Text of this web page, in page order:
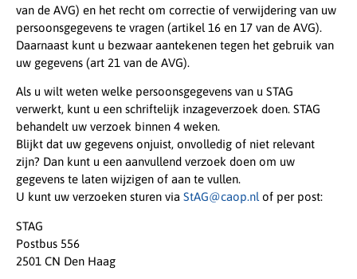
van de AVG) en het recht om correctie of verwijdering van uw
persoonsgegevens te vragen (artikel 16 en 17 van de AVG).
Daarnaast kunt u bezwaar aantekenen tegen het gebruik van
uw gegevens (art 21 van de AVG).
Als u wilt weten welke persoonsgegevens van u STAG
verwerkt, kunt u een schriftelijk inzageverzoek doen. STAG
behandelt uw verzoek binnen 4 weken.
Blijkt dat uw gegevens onjuist, onvolledig of niet relevant
zijn? Dan kunt u een aanvullend verzoek doen om uw
gegevens te laten wijzigen of aan te vullen.
U kunt uw verzoeken sturen via StAG@caop.nl of per post:
STAG
Postbus 556
2501 CN Den Haag